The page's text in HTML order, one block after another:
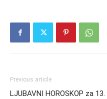
Previous article
LJUBAVNI HOROSKOP za 13.